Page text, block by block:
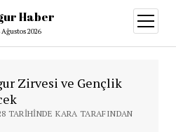
Haber
Ağustos 2026
aç
Zirvesi ve Gençlik
TARIHINDE KARA TARAFINDAN